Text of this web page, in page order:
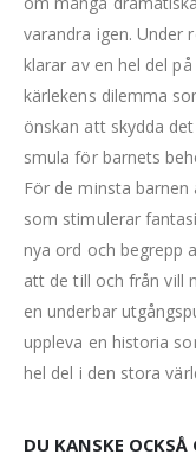
varandra igen. Under
klarar av en hel del
kärlekens dilemma
önskan att skydda
smula för barnets
För de minsta
som stimulerar
nya ord och begrepp
att de till och från vill
en underbar
uppleva en historia
hel del i den stora
DU KANSKE